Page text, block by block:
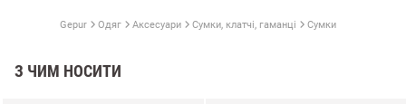
Gepur Одяг Аксесуари Сумки, клатчі, гаманці Сумки
З ЧИМ НОСИТИ